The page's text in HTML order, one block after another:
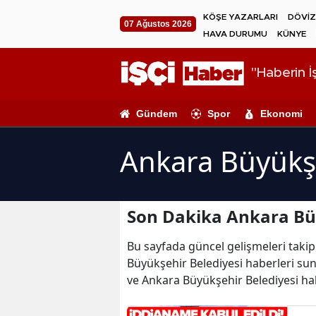
07 Ağustos 2026
KÖŞE YAZARLARI
HAVA DURUMU
KÜNYE
"Haberin
Gündem Spor Ekonomi
Ankara
Son Dakika Ankara
Bu sayfada güncel gelişmeleri
Büyükşehir Belediyesi haberleri
ve Ankara Büyükşehir Belediyesi